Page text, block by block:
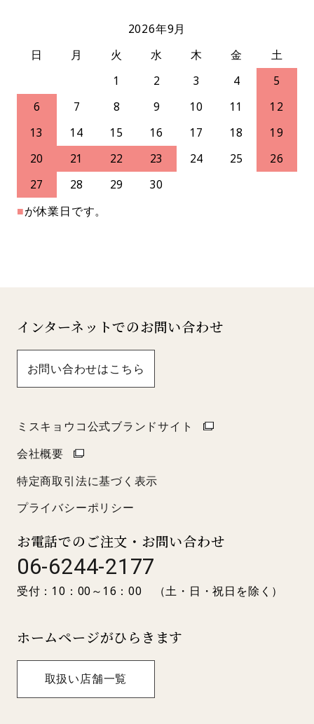
2026年9月
日
月 火 水 木 金
土
1
2 3 4
5
6
7 8 9 10 11
12
13
14 15 16 17 18
19
20
21 22 23 24 25
26
27
28 29
30
■が休業日です。
インターネットでのお問い合わせ
お問い合わせはこちら
ミスキョウコ公式ブランドサイト
会社概要
特定商取引法に基づく表示
プライバシーポリシー
お電話でのご注文・お問い合わせ
06-6244-2177
受付：10：00～16：00 （土・日・祝日を除く）
ホームページがひらきます
取扱い店舗一覧